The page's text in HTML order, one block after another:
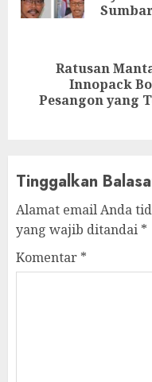
post:
Ratusan
Innopack
Pesangon yang
Tinggalkan
Alamat email Anda
yang wajib ditandai *
Komentar *